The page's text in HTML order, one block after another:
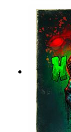
séries,
soutenir
news-